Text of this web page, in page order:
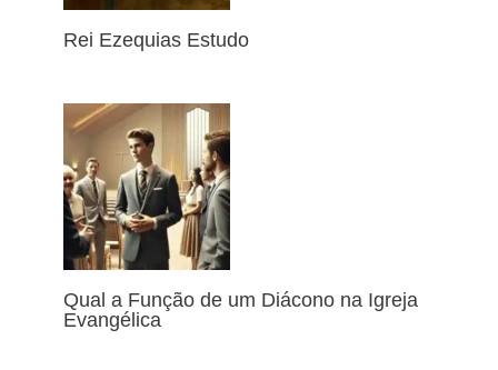
Rei Ezequias Estudo
Qual a Função de um Diácono na Igreja
Evangélica